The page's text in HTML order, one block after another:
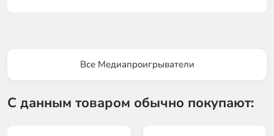
Все Медиапроигрыватели
С данным товаром обычно покупают: